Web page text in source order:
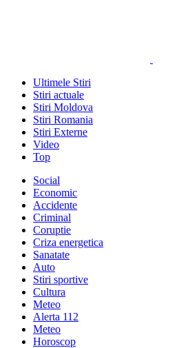
Ultimele Stiri
Stiri actuale
Stiri Moldova
Stiri Romania
Stiri Externe
Video
Top
Social
Economic
Accidente
Criminal
Coruptie
Criza energetica
Sanatate
Auto
Stiri sportive
Cultura
Meteo
Alerta 112
Meteo
Horoscop